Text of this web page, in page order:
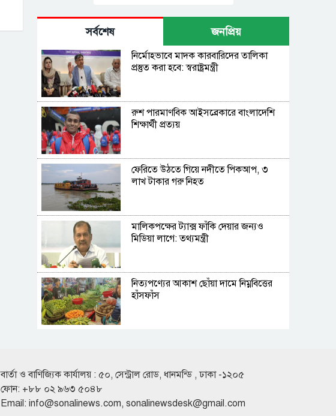
সর্বশেষ জনপ্রিয়
নির্মোহভাবে মাদক কারবারিদের তালিকা
প্রস্তুত করা হবে: স্বরাষ্ট্রমন্ত্রী
রুশ পারমাণবিক আইসব্রেকারে বাংলাদেশি
শিক্ষার্থী প্রত্যয়
ফেরিতে উঠতে গিয়ে নদীতে পিকআপ, ৩
লাখ টাকার গরু নিহত
মালিকপক্ষের ট্যাক্স ফাঁকি দেয়ার জন্যও
মিডিয়া লাগে: তথ্যমন্ত্রী
নিত্যপণ্যের আকাশ ছোঁয়া দামে নিম্নবিত্তের
হাঁসফাঁস
চলতি মাসে চাকরিজীবীদের ৪ দিন ছুটির
সুযোগ
বার্তা ও বাণিজ্যিক কার্যালয় : ৫০, সেন্ট্রাল রোড, ধানমন্ডি , ঢাকা -১২০৫
ফোন: +৮৮ ০২ ৯৬৩ ৫০৪৮
Email: info@sonalinews.com, sonalinewsdesk@gmail.com